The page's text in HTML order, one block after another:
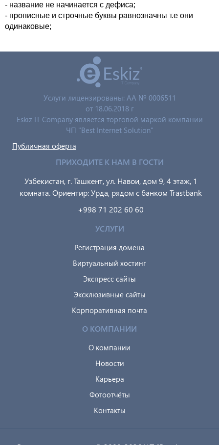
- название не начинается с дефиса;
- прописные и строчные буквы равнозначны т.е они
одинаковые;
Услуги лицензированы: AA № 0006511
от 18.06.2018 г
Eskiz IT Company является торговой маркой компании
ЧП "Best Internet Solution"
Публичная оферта
ПРИХОДИТЕ К НАМ В ГОСТИ
Узбекистан, г. Ташкент, ул. Навои, дом 9, 4 этаж, 1
комната. Ориентир: Урда, рядом с банком Trastbank
+998 71 202 60 60
УСЛУГИ
Регистрация домена
Виртуальный хостинг
Экспресс сайты
Эксклюзивные сайты
Корпоративная почта
О КОМПАНИИ
О компании
Новости
Карьера
Фотоотчёты
Контакты